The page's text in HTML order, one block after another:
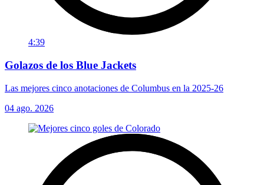
4:39
Golazos de los Blue Jackets
Las mejores cinco anotaciones de Columbus en la 2025-26
04 ago. 2026